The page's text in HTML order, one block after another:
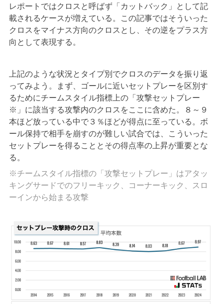
レポートではクロスと呼ばず「カットバック」として記
載されるケースが増えている。この記事ではそういった
クロスをマイナス方向のクロスとし、その逆をプラス方
向として表現する。
上記のような状況とタイプ別でクロスのデータを振り返
ってみよう。まず、ゴールに近いセットプレーを区別す
るためにチームスタイル指標上の「攻撃セットプレー
※」に該当する攻撃内のクロスをここに含めた。８～９
本ほど放っている中で３％ほどが得点に至っている。ボ
ール保持で相手を崩すのが難しい試合では、こういった
セットプレーを得ることとその得点率の上昇が重要とな
る。
※チームスタイル指標の「攻撃セットプレー」はアタッ
キングサードでのフリーキック、コーナーキック、スロ
ーインから始まる攻撃